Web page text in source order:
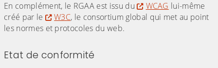
En complément, le RGAA est issu du
WCAG lui-même
créé par le
W3C, le consortium global qui met au point
les normes et protocoles du web.
Etat de conformité